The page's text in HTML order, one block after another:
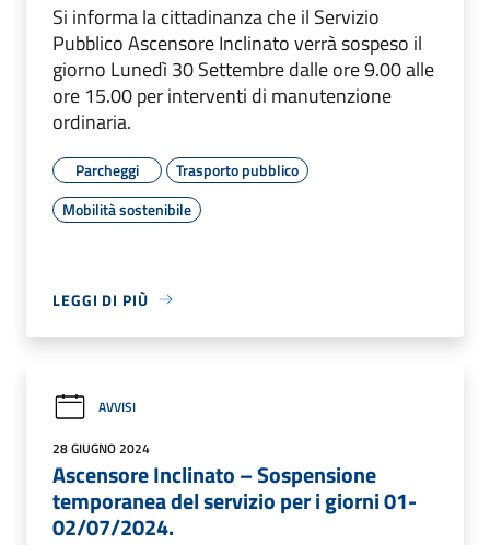
Si informa la cittadinanza che il Servizio
Pubblico Ascensore Inclinato verrà sospeso il
giorno Lunedì 30 Settembre dalle ore 9.00 alle
ore 15.00 per interventi di manutenzione
ordinaria.
Parcheggi
Trasporto pubblico
Mobilità sostenibile
LEGGI DI PIÙ
AVVISI
28 GIUGNO 2024
Ascensore Inclinato – Sospensione
temporanea del servizio per i giorni 01-
02/07/2024.